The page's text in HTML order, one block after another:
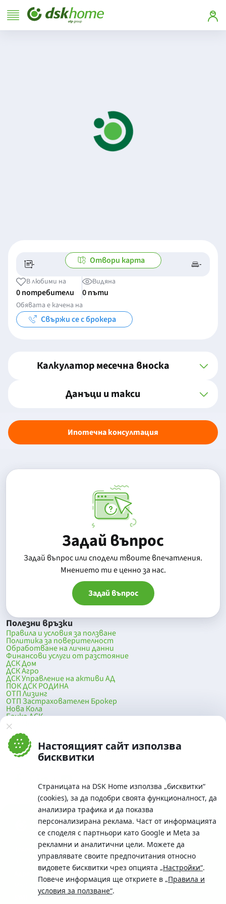
Настоящият сайт използва
бисквитки
Страницата на DSK Home използва „бисквитки“
(cookies), за да подобри своята функционалност, да
анализира трафика и да показва
персонализирана реклама. Част от информацията
се споделя с партньори като Google и Meta за
рекламни и аналитични цели. Можете да
управлявате своите предпочитания относно
видовете бисквитки чрез опцията „Настройки“.
Повече информация ще откриете в „Правила и
условия за ползване“.
- -/- -
Отвори карта
В любими на
0 потребители
Видяна
0 пъти
Обявата е качена на
Свържи се с брокера
Калкулатор месечна вноска
Данъци и такси
Ипотечна консултация
Задай въпрос
Задай въпрос или сподели твоите впечатления.
Mнението ти е ценно за нас.
Задай въпрос
Полезни връзки
Правила и условия за ползване
Политика за поверителност
Обработване на лични данни
Финансови услуги от разстояние
ДСК Дом
ДСК Агро
ДСК Управление на активи АД
ПОК ДСК РОДИНА
ОТП Лизинг
ОТП Застрахователен Брокер
Нова Кола
Банка ДСК
DSK Mobile
Оферти за продажба от Банка ДСК
Клонова мрежа и банкомати
До началото на страницата
Телефон:
0700 10 375 / *2375
Московска No.19 / ул. Г. Бенковски No. 5, София 1036
SWIFT/BIC: